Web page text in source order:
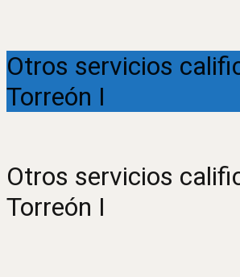
Otros servicios
Torreón I
Otros servicios
Torreón I